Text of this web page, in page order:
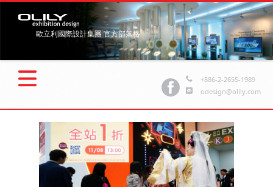
歐立利國際設計集團 官方部落格
+886-2-2655-1989
odesign@olily.com